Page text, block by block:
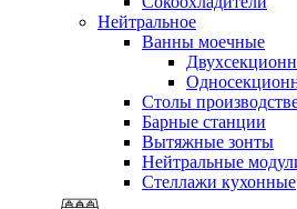
Нейтральное
Ванны моечные
Столы
Барные станции
Вытяжные зонты
Нейтральные
Стеллажи кухонные